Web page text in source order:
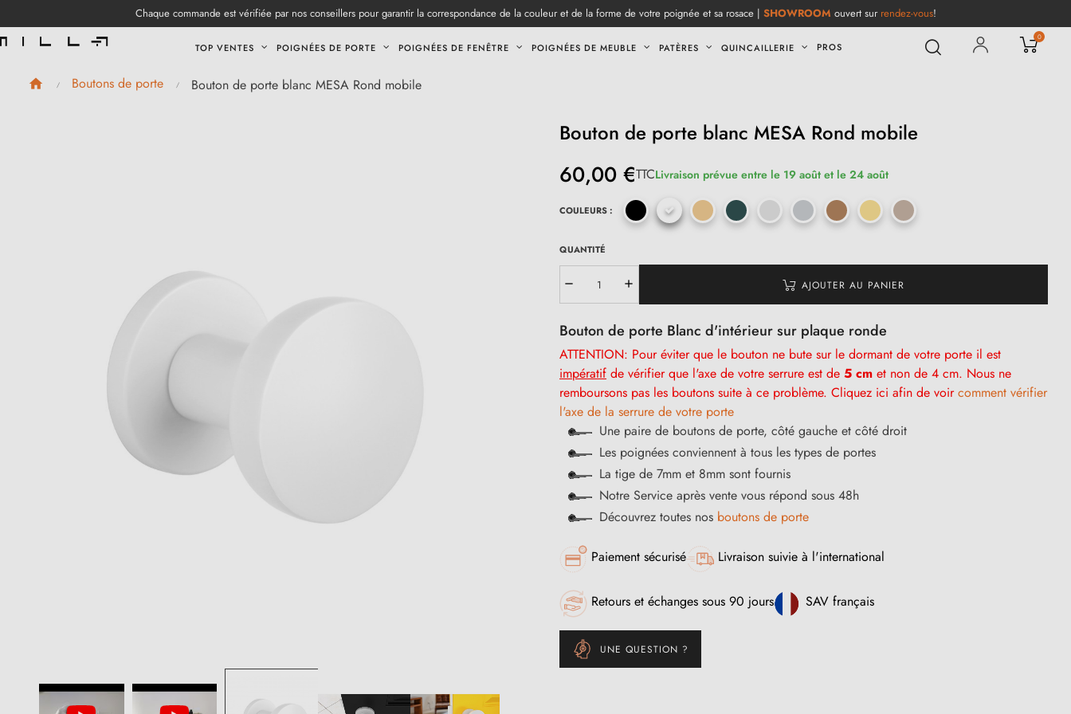
Chaque commande est vérifiée par nos conseillers pour garantir la correspondance de la couleur et de la forme de votre poignée et sa rosace | SHOWROOM ouvert sur rendez-vous!
TOP VENTES POIGNÉES DE PORTE POIGNÉES DE FENÊTRE POIGNÉES DE MEUBLE PATÈRES QUINCAILLERIE PROS
0
Boutons de porte Bouton de porte blanc MESA Rond mobile
Bouton de porte blanc MESA Rond mobile
60,00 €TTCLivraison prévue entre le 19 août et le 24 août
COULEURS :
QUANTITÉ
AJOUTER AU PANIER
Bouton de porte Blanc d'intérieur sur plaque ronde
ATTENTION: Pour éviter que le bouton ne bute sur le dormant de votre porte il est
impératif de vérifier que l'axe de votre serrure est de 5 cm et non de 4 cm. Nous ne
remboursons pas les boutons suite à ce problème. Cliquez ici afin de voircomment vérifier
l'axe de la serrure de votre porte
Une paire de boutons de porte, côté gauche et côté droit
Les poignées conviennent à tous les types de portes
La tige de 7mm et 8mm sont fournis
Notre Service après vente vous répond sous 48h
Découvrez toutes nos boutons de porte
Paiement sécurisé Livraison suivie à l'international
Retours et échanges sous 90 jours SAV français
UNE QUESTION ?